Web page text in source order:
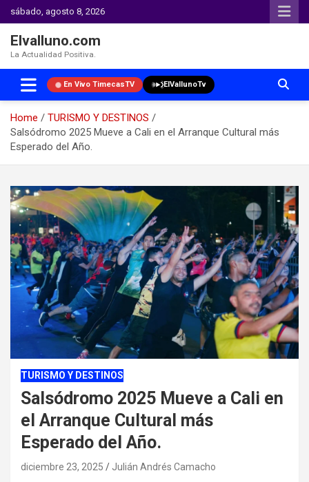
sábado, agosto 8, 2026
Elvalluno.com
La Actualidad Positiva.
En Vivo TimecasTV ElVallunoTv
Home
TURISMO Y DESTINOS
Salsódromo 2025 Mueve a Cali en el Arranque Cultural más
Esperado del Año.
content
TURISMO Y DESTINOS
Salsódromo 2025 Mueve a Cali en
el Arranque Cultural más
Esperado del Año.
diciembre 23, 2025 Julián Andrés Camacho